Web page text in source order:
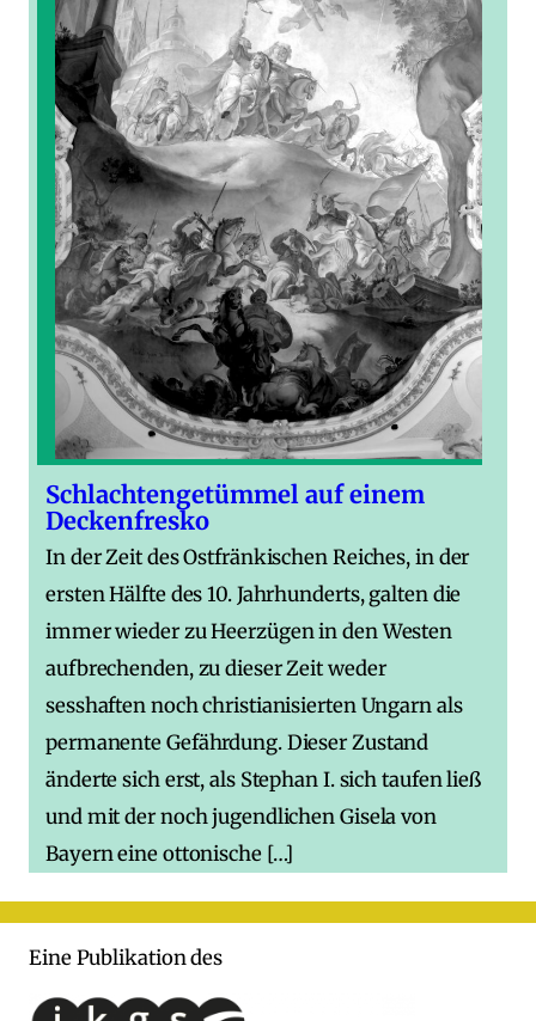
Schlachtengetümmel auf einem
Deckenfresko
In der Zeit des Ostfränkischen Reiches, in der
ersten Hälfte des 10. Jahrhunderts, galten die
immer wieder zu Heerzügen in den Westen
aufbrechenden, zu dieser Zeit weder
sesshaften noch christianisierten Ungarn als
permanente Gefährdung. Dieser Zustand
änderte sich erst, als Stephan I. sich taufen ließ
und mit der noch jugendlichen Gisela von
Bayern eine ottonische […]
Eine Publikation des